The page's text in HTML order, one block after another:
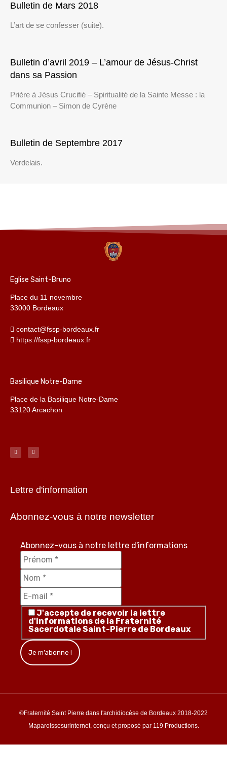
Bulletin de Mars 2018
L’art de se confesser (suite).
Bulletin d’avril 2019 – L’amour de Jésus-Christ
dans sa Passion
Prière à Jésus Crucifié – Spiritualité de la Sainte Messe : la
Communion – Simon de Cyrène
Bulletin de Septembre 2017
Verdelais.
Eglise Saint-Bruno
Place du 11 novembre
33000 Bordeaux
contact@fssp-bordeaux.fr
https://fssp-bordeaux.fr
Basilique Notre-Dame
Place de la Basilique Notre-Dame
33120 Arcachon
Lettre d'information
Abonnez-vous à notre newsletter
Abonnez-vous à notre lettre d'informations
J'accepte de recevoir la lettre
d'informations de la Fraternité
Sacerdotale Saint-Pierre de Bordeaux
©Fraternité Saint Pierre dans l'archidiocèse de Bordeaux 2018-2022
Maparoissesurinternet, conçu et proposé par 119 Productions.